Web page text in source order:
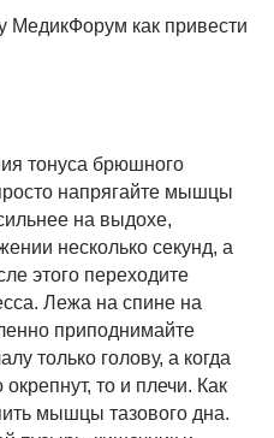
МедикФорум как привести
тонуса брюшного
напрягайте мышцы
на выдохе,
несколько секунд, а
этого переходите
Лежа на спине на
приподнимайте
только голову, а когда
то и плечи. Как
мышцы тазового дна.